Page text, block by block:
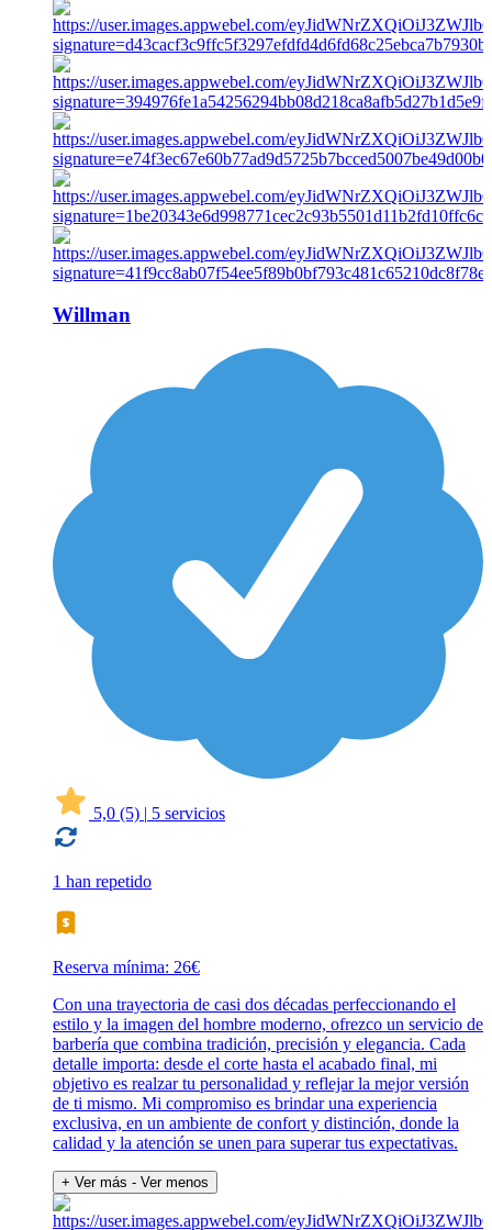
Willman
5,0 (5) | 5 servicios
1 han repetido
Reserva mínima: 26€
Con una trayectoria de casi dos décadas perfeccionando el
estilo y la imagen del hombre moderno, ofrezco un servicio de
barbería que combina tradición, precisión y elegancia. Cada
detalle importa: desde el corte hasta el acabado final, mi
objetivo es realzar tu personalidad y reflejar la mejor versión
de ti mismo. Mi compromiso es brindar una experiencia
exclusiva, en un ambiente de confort y distinción, donde la
calidad y la atención se unen para superar tus expectativas.
+ Ver más - Ver menos